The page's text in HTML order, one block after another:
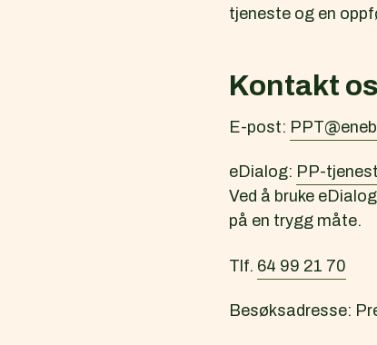
tjeneste og en
Kontakt
E-post:
eDialog: PP-
Ved å bruke
på en trygg måte.
Tlf. 64 99 21 70
Besøksadresse: